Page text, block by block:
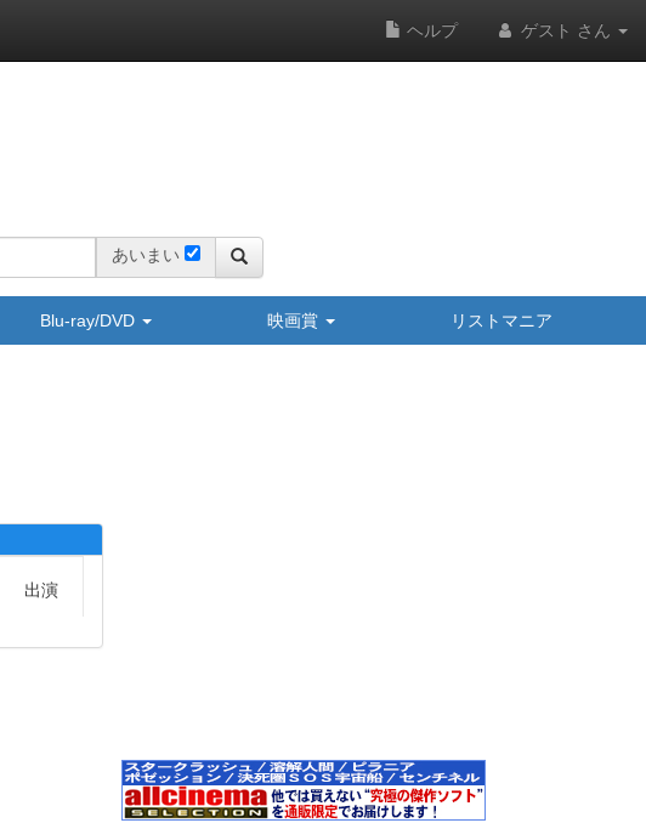
ヘルプ ゲスト さん
あいまい
Blu-ray/DVD 映画賞 リストマニア
出演